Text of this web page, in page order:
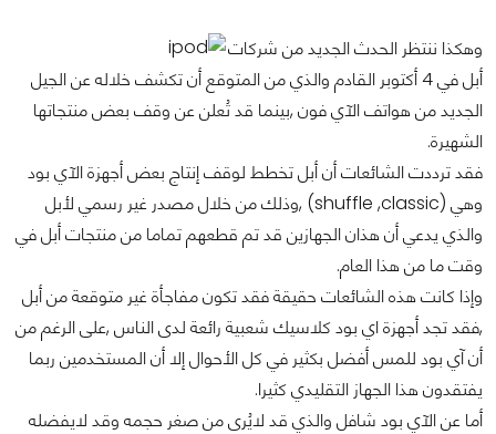
وهكذا ننتظر الحدث الجديد من شركات
أبل في 4 أكتوبر القادم والذي من المتوقع أن تكشف خلاله عن الجيل
الجديد من هواتف الآي فون ,بينما قد تُعلن عن وقف بعض منتجاتها
الشهيرة.
فقد ترددت الشائعات أن أبل تخطط لوقف إنتاج بعض أجهزة الآي بود
وهي (shuffle ,classic) ,وذلك من خلال مصدر غير رسمي لأبل
والذي يدعي أن هذان الجهازين قد تم قطعهم تماما من منتجات أبل في
وقت ما من هذا العام.
وإذا كانت هذه الشائعات حقيقة فقد تكون مفاجأة غير متوقعة من أبل
,فقد تجد أجهزة اي بود كلاسيك شعبية رائعة لدى الناس ,على الرغم من
أن آي بود للمس أفضل بكثير في كل الأحوال إلا أن المستخدمين ربما
يفتقدون هذا الجهاز التقليدي كثيرا.
أما عن الآي بود شافل والذي قد لايُرى من صغر حجمه وقد لايفضله